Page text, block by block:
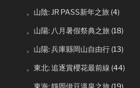
。山陰: JR PASS新年之旅 (4)
。山陽: 八月暑假祭典之旅 (18)
。山陽: 兵庫縣岡山自由行 (13)
。東北: 追逐賞櫻花最前線 (44)